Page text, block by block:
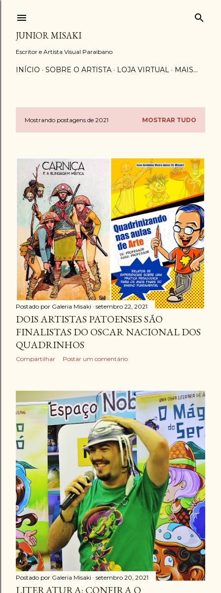
JUNIOR MISAKI
Escritor e Artista Visual Paraibano
INÍCIO SOBRE O ARTISTA LOJA VIRTUAL MAIS…
P
t
a
g
e
n
s
Mostrando postagens de 2021 MOSTRAR TUDO
Postado por Galeria Misaki setembro 22, 2021
DOIS ARTISTAS PATOENSES SÃO
FINALISTAS DO OSCAR NACIONAL DOS
QUADRINHOS
Compartilhar Postar um comentário
Postado por Galeria Misaki setembro 20, 2021
LITERATURA: CONFIRA O